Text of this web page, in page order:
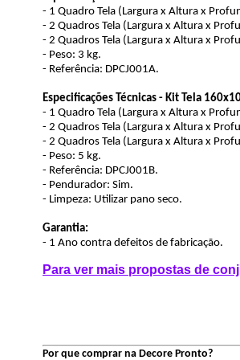
- 1 Quadro Tela (Largura x Altura x
- 2 Quadros Tela (Largura x Altura x
- 2 Quadros Tela (Largura x Altura x
- Peso: 3 kg.
- Referência: DPCJ001A.
Especificações Técnicas - Kit Tela
- 1 Quadro Tela (Largura x Altura x
- 2 Quadros Tela (Largura x Altura x
- 2 Quadros Tela (Largura x Altura x
- Peso: 5 kg.
- Referência: DPCJ001B.
- Pendurador: Sim.
- Limpeza: Utilizar pano seco.
Garantia:
- 1 Ano contra defeitos de fabricação.
Para ver mais propostas de
Por que comprar na Decore Pronto?